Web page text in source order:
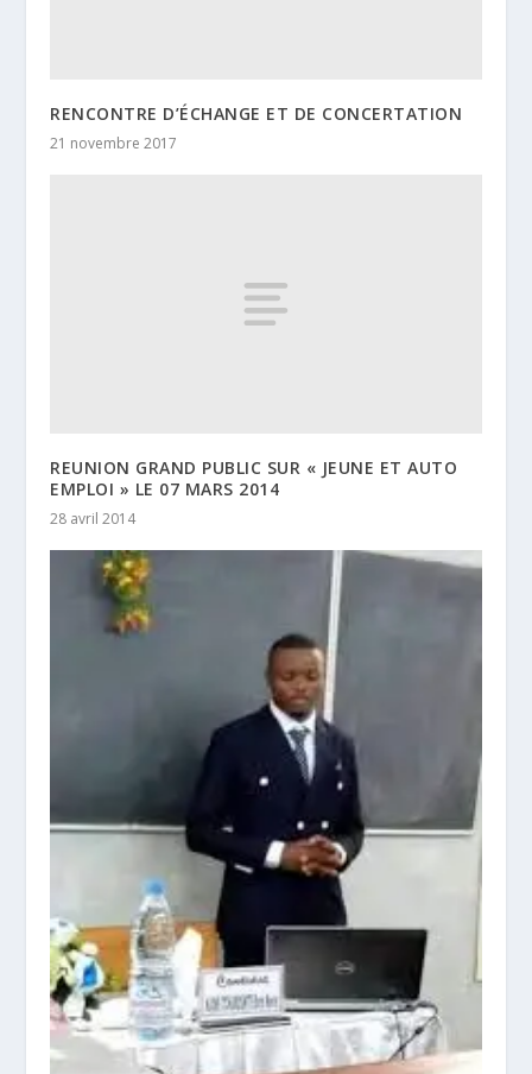
RENCONTRE D’ÉCHANGE ET DE CONCERTATION
21 novembre 2017
REUNION GRAND PUBLIC SUR « JEUNE ET AUTO
EMPLOI » LE 07 MARS 2014
28 avril 2014